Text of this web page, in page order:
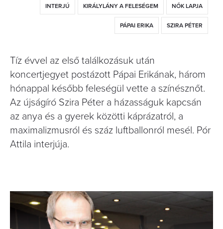
INTERJÚ KIRÁLYLÁNY A FELESÉGEM NŐK LAPJA
PÁPAI ERIKA SZIRA PÉTER
Tíz évvel az első találkozásuk után
koncertjegyet postázott Pápai Erikának, három
hónappal később feleségül vette a színésznőt.
Az újságíró Szira Péter a házasságuk kapcsán
az anya és a gyerek közötti káprázatról, a
maximalizmusról és száz luftballonról mesél. Pór
Attila interjúja.